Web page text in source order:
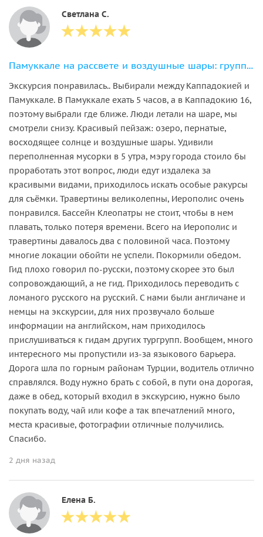
Светлана С.
Памуккале на рассвете и воздушные шары: групповая экскурсия из Кемера
Экскурсия понравилась.. Выбирали между Каппадокией и
Памуккале. В Памуккале ехать 5 часов, а в Каппадокию 16,
поэтому выбрали где ближе. Люди летали на шаре, мы
смотрели снизу. Красивый пейзаж: озеро, пернатые,
восходящее солнце и воздушные шары. Удивили
переполненная мусорки в 5 утра, мэру города стоило бы
проработать этот вопрос, люди едут издалека за
красивыми видами, приходилось искать особые ракурсы
для съёмки. Травертины великолепны, Иерополис очень
понравился. Бассейн Клеопатры не стоит, чтобы в нем
плавать, только потеря времени. Всего на Иерополис и
травертины давалось два с половиной часа. Поэтому
многие локации обойти не успели. Покормили обедом.
Гид плохо говорил по-русски, поэтому скорее это был
сопровождающий, а не гид. Приходилось переводить с
ломаного русского на русский. С нами были англичане и
немцы на экскурсии, для них прозвучало больше
информации на английском, нам приходилось
прислушиваться к гидам других тургрупп. Вообщем, много
интересного мы пропустили из-за языкового барьера.
Дорога шла по горным районам Турции, водитель отлично
справлялся. Воду нужно брать с собой, в пути она дорогая,
даже в обед, который входил в экскурсию, нужно было
покупать воду, чай или кофе а так впечатлений много,
места красивые, фотографии отличные получились.
Спасибо.
2 дня назад
Елена Б.